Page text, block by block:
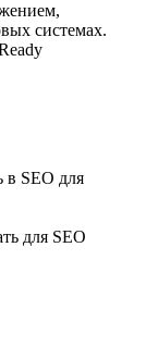
системах.
в SEO для
для SEO